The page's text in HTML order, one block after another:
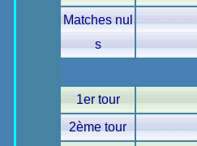
Matches nul
s
1er tour
2ème tour